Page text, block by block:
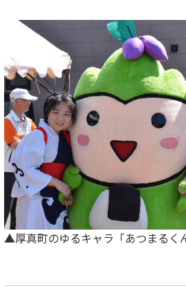
▲厚真町のゆるキャラ「あつまるく